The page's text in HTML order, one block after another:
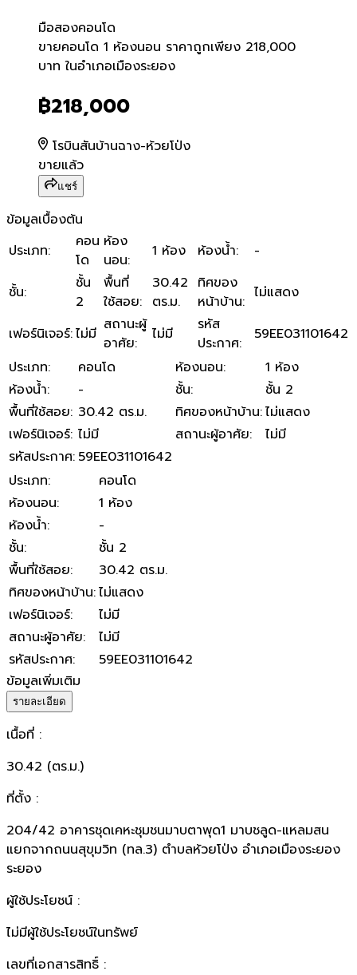
มือสองคอนโด
ขายคอนโด 1 ห้องนอน ราคา
ขายคอนโด 1 ห้องนอน ราคาถูกเพียง 218,000
บาท ในอำเภอเมืองระยอง
฿218,000
โรบินสันบ้านฉาง-ห้วยโป่ง
ขายแล้ว
แชร์
ข้อมูลเบื้องต้น
ประเภท:
คอน
โด
ห้อง
นอน: 1 ห้อง ห้องน้ำ: -
ชั้น:
ชั้น
2
พื้นที่
ใช้สอย:
30.42
ตร.ม.
ทิศของ
หน้าบ้าน: ไม่แสดง
เฟอร์นิเจอร์:ไม่มี สถานะผู้
อาศัย: ไม่มี
รหัส
ประกาศ:
59EE031101642
ประเภท: คอนโด ห้องนอน:
1 ห้อง
ห้องน้ำ: - ชั้น:
ชั้น 2
พื้นที่ใช้สอย: 30.42 ตร.ม. ทิศของหน้าบ้าน:ไม่แสดง
เฟอร์นิเจอร์: ไม่มี สถานะผู้อาศัย:
ไม่มี
รหัสประกาศ: 59EE031101642
ประเภท:
คอนโด
ห้องนอน:
1 ห้อง
ห้องน้ำ:
-
ชั้น:
ชั้น 2
พื้นที่ใช้สอย:
30.42 ตร.ม.
ทิศของหน้าบ้าน:ไม่แสดง
เฟอร์นิเจอร์:
ไม่มี
สถานะผู้อาศัย:
ไม่มี
รหัสประกาศ:
59EE031101642
ข้อมูลเพิ่มเติม
รายละเอียด
เนื้อที่ :
30.42 (ตร.ม.)
ที่ตั้ง :
204/42 อาคารชุดเคหะชุมชนมาบตาพุด1 มาบชลูด-แหลมสน
แยกจากถนนสุขุมวิท (ทล.3) ตำบลห้วยโป่ง อำเภอเมืองระยอง
ระยอง
ผู้ใช้ประโยชน์ :
ไม่มีผู้ใช้ประโยชน์ในทรัพย์
เลขที่เอกสารสิทธิ์ :